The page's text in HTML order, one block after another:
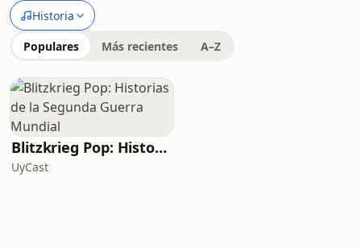
Historia
Populares Más recientes A–Z
Blitzkrieg Pop: Historias de la Segunda Guerra Mundial
UyCast